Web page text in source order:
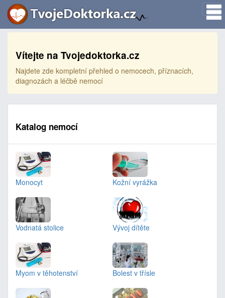
Vítejte na Tvojedoktorka.cz
Najdete zde kompletní přehled o nemocech, příznacích,
diagnozách a léčbě nemocí
Katalog nemocí
Monocyt
Vodnatá stolice
Myom v těhotenství
Kožní vyrážka
Vývoj dítěte
Bolest v třísle